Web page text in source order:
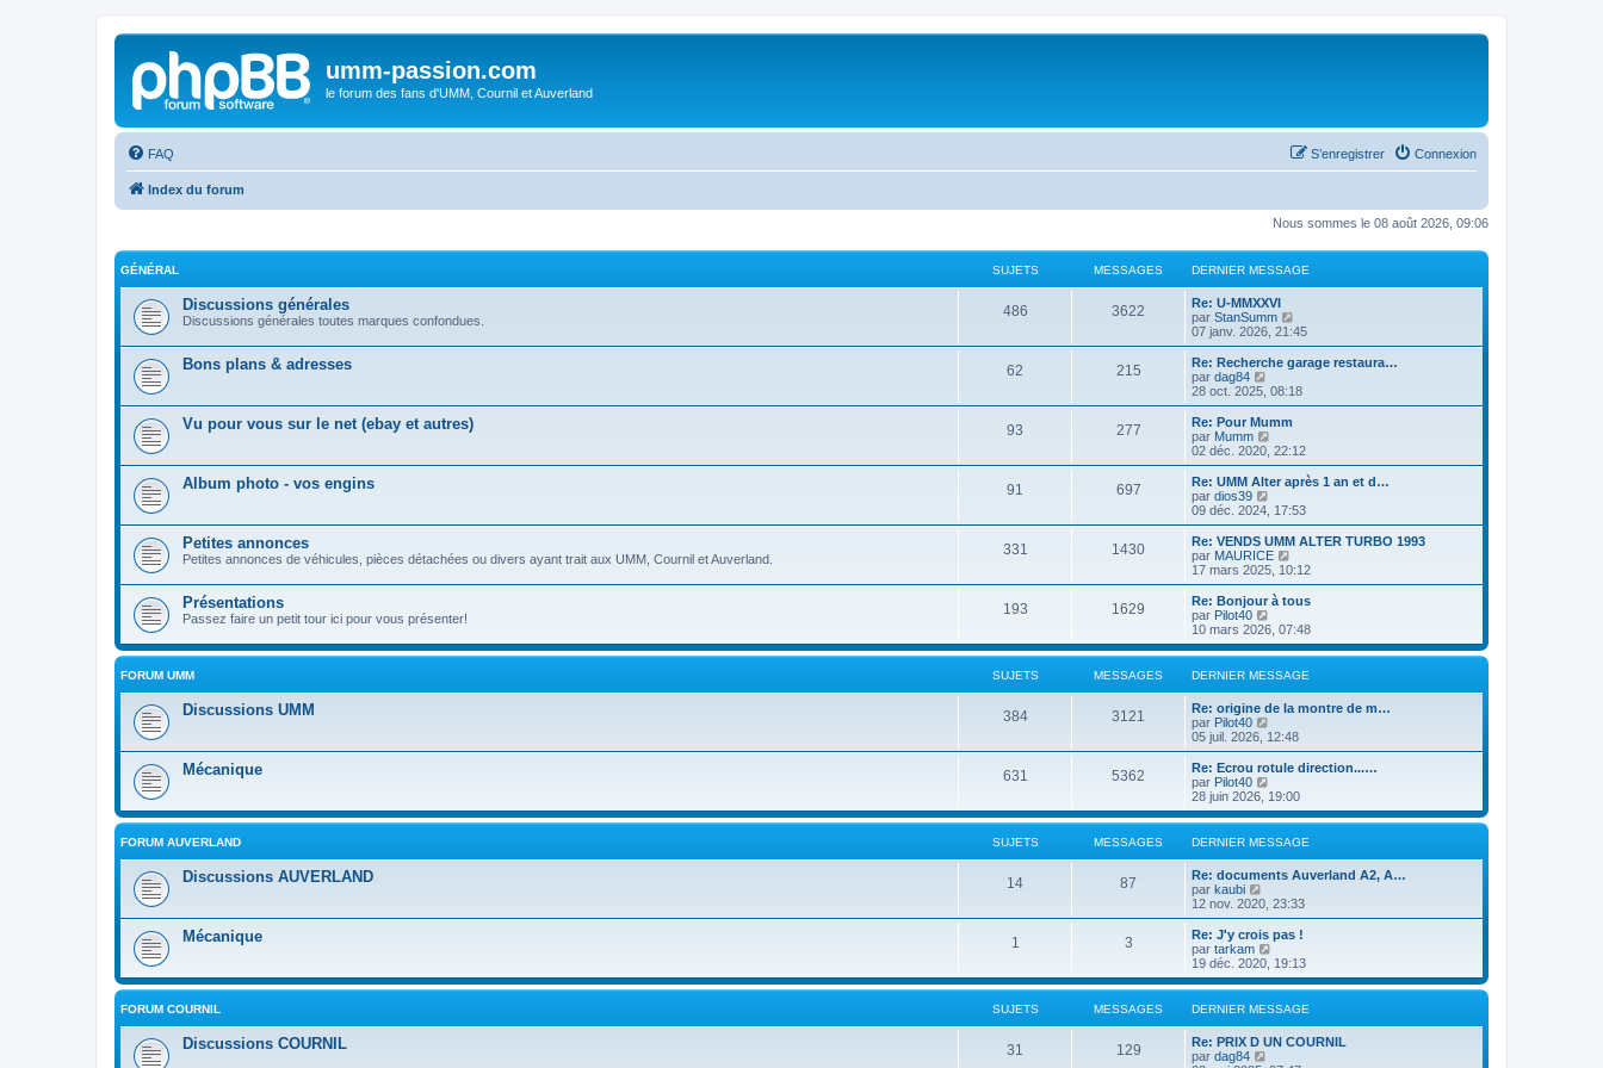
umm-passion.com
le forum des fans d'UMM, Cournil et Auverland
FAQ Connexion
S’enregistrer
Index du forum
Nous sommes le 08 août 2026, 09:06
GÉNÉRAL SUJETS MESSAGES DERNIER MESSAGE
Discussions générales
Discussions générales toutes marques confondues.
486 3622
Re: U-MMXXVI
par StanSumm
o
i
r
e
n
i
r
e
s
s
g
e
07 janv. 2026, 21:45
Bons plans & adresses 62 215
Re: Recherche garage restaura…
par dag84
o
i
r
l
e
d
e
r
n
i
r
m
e
s
s
a
g
e
28 oct. 2025, 08:18
Vu pour vous sur le net (ebay et autres) 93 277
Re: Pour Mumm
par Mumm
o
i
r
e
e
r
n
i
e
r
e
s
a
g
e
02 déc. 2020, 22:12
Album photo - vos engins 91 697
Re: UMM Alter après 1 an et d…
par dios39
o
i
r
l
e
d
e
r
n
i
e
m
e
s
a
g
e
09 déc. 2024, 17:53
Petites annonces
Petites annonces de véhicules, pièces détachées ou divers ayant trait aux UMM, Cournil et Auverland.
331 1430
Re: VENDS UMM ALTER TURBO 1993
par MAURICE
o
i
r
e
e
r
n
i
e
m
e
s
a
g
e
17 mars 2025, 10:12
Présentations
Passez faire un petit tour ici pour vous présenter!
193 1629
Re: Bonjour à tous
par Pilot40
o
i
r
l
e
n
i
e
m
e
s
s
a
g
10 mars 2026, 07:48
FORUM UMM SUJETS MESSAGES DERNIER MESSAGE
Discussions UMM 384 3121
Re: origine de la montre de m…
par Pilot40
o
i
r
e
e
r
n
i
e
m
e
s
s
a
g
e
05 juil. 2026, 12:48
Mécanique 631 5362
Re: Ecrou rotule direction...…
par Pilot40
o
i
r
l
e
n
i
e
r
m
e
s
s
a
g
28 juin 2026, 19:00
FORUM AUVERLAND SUJETS MESSAGES DERNIER MESSAGE
Discussions AUVERLAND 14 87
Re: documents Auverland A2, A…
par kaubi
o
i
r
l
e
d
e
r
n
i
e
r
12 nov. 2020, 23:33
Mécanique 1 3
Re: J'y crois pas !
par tarkam
o
i
r
l
e
19 déc. 2020, 19:13
FORUM COURNIL SUJETS MESSAGES DERNIER MESSAGE
Discussions COURNIL 31 129
Re: PRIX D UN COURNIL
par dag84